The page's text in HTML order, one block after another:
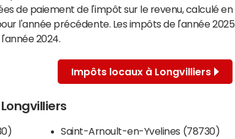
de paiement de l'impôt sur le revenu, calculé en
l'année précédente. Les impôts de l'année 2025
2024.
Impôts locaux à Longvilliers
Saint-Arnoult-en-Yvelines (78730)